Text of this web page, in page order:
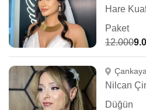
Hare
Paket
12.000
Çankaya
Nilcan
Düğün